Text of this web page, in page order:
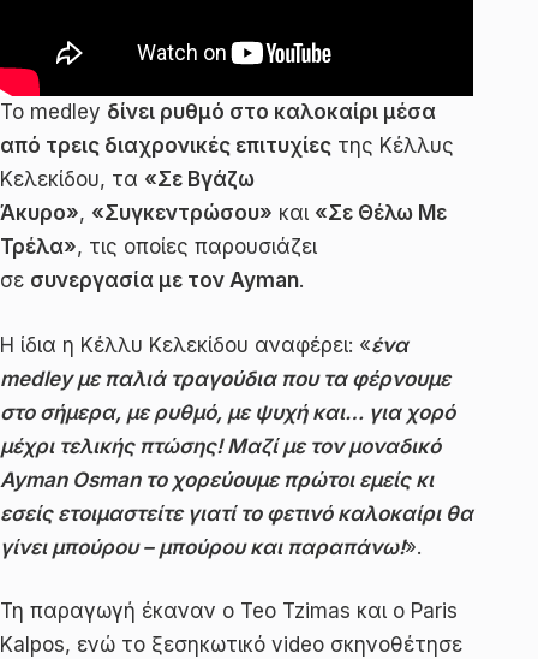
Το medley δίνει ρυθμό στο καλοκαίρι μέσα
από τρεις διαχρονικές επιτυχίες της Κέλλυς
Κελεκίδου, τα «Σε Βγάζω
Άκυρο», «Συγκεντρώσου» και «Σε Θέλω Με
Τρέλα», τις οποίες παρουσιάζει
σε συνεργασία με τον Ayman.
Η ίδια η Κέλλυ Κελεκίδου αναφέρει: «ένα
medley με παλιά τραγούδια που τα φέρνουμε
στο σήμερα, με ρυθμό, με ψυχή και… για χορό
μέχρι τελικής πτώσης! Μαζί με τον μοναδικό
Ayman Osman το χορεύουμε πρώτοι εμείς κι
εσείς ετοιμαστείτε γιατί το φετινό καλοκαίρι θα
γίνει μπούρου – μπούρου και παραπάνω!».
Τη παραγωγή έκαναν ο Teo Tzimas και ο Paris
Kalpos, ενώ το ξεσηκωτικό video σκηνοθέτησε